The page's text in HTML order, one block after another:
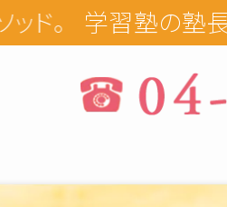
学習塾の塾長が手